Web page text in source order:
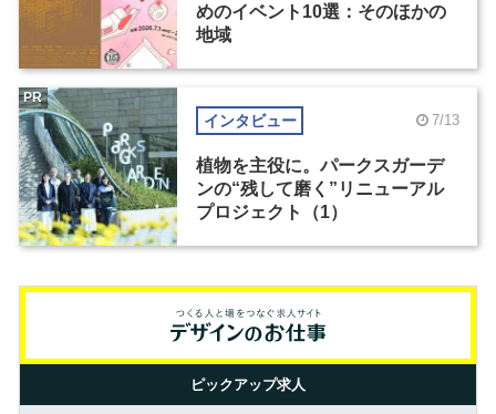
めのイベント10選：そのほかの
地域
インタビュー 7/13
植物を主役に。パークスガーデ
ンの“残して磨く”リニューアル
プロジェクト（1）
PR
ピックアップ求人